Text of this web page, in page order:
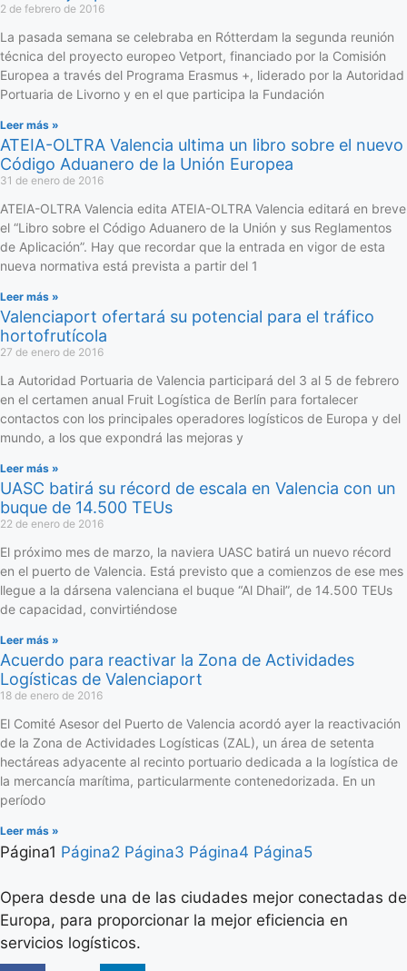
2 de febrero de 2016
La pasada semana se celebraba en Rótterdam la segunda reunión
técnica del proyecto europeo Vetport, financiado por la Comisión
Europea a través del Programa Erasmus +, liderado por la Autoridad
Portuaria de Livorno y en el que participa la Fundación
Leer más »
ATEIA-OLTRA Valencia ultima un libro sobre el nuevo
Código Aduanero de la Unión Europea
31 de enero de 2016
ATEIA-OLTRA Valencia edita ATEIA-OLTRA Valencia editará en breve
el “Libro sobre el Código Aduanero de la Unión y sus Reglamentos
de Aplicación”. Hay que recordar que la entrada en vigor de esta
nueva normativa está prevista a partir del 1
Leer más »
Valenciaport ofertará su potencial para el tráfico
hortofrutícola
27 de enero de 2016
La Autoridad Portuaria de Valencia participará del 3 al 5 de febrero
en el certamen anual Fruit Logística de Berlín para fortalecer
contactos con los principales operadores logísticos de Europa y del
mundo, a los que expondrá las mejoras y
Leer más »
UASC batirá su récord de escala en Valencia con un
buque de 14.500 TEUs
22 de enero de 2016
El próximo mes de marzo, la naviera UASC batirá un nuevo récord
en el puerto de Valencia. Está previsto que a comienzos de ese mes
llegue a la dársena valenciana el buque “Al Dhail”, de 14.500 TEUs
de capacidad, convirtiéndose
Leer más »
Acuerdo para reactivar la Zona de Actividades
Logísticas de Valenciaport
18 de enero de 2016
El Comité Asesor del Puerto de Valencia acordó ayer la reactivación
de la Zona de Actividades Logísticas (ZAL), un área de setenta
hectáreas adyacente al recinto portuario dedicada a la logística de
la mercancía marítima, particularmente contenedorizada. En un
período
Leer más »
Página1 Página2 Página3 Página4 Página5
Opera desde una de las ciudades mejor conectadas de
Europa, para proporcionar la mejor eficiencia en
servicios logísticos.